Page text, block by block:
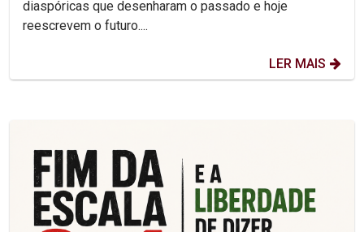
diaspóricas que desenharam o passado e hoje
reescrevem o futuro....
LER MAIS